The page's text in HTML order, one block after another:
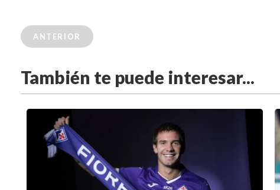
ANTERIOR
También te puede interesar...